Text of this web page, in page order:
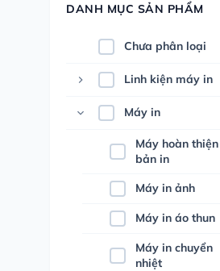
DANH MỤC SẢN PHẨM
Chưa phân loại
Linh kiện máy in
Máy in
Máy hoàn thiện
bản in
Máy in ảnh
Máy in áo thun
Máy in chuyển
nhiệt